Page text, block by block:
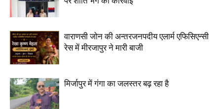
वाराणसी जोन की अन्तरजनपदीय एलार्म एफिसिएन्सी
रेस में मीरजापुर ने मारी बाजी
मिर्जापुर में गंगा का जलस्तर बढ़ रहा है